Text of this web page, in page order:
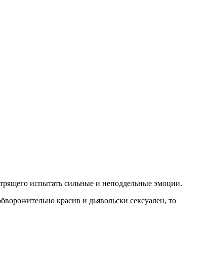
испытать сильные и неподдельные эмоции.
красив и дьявольски сексуален, то